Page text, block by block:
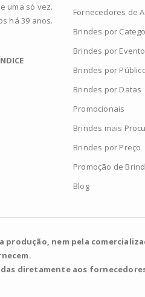
uma só vez.
há 39 anos.
Fornecedores de
Brindes por
Brindes por
Brindes por
Brindes por Datas
Promocionais
Brindes mais
Brindes por Preço
Promoção de
Blog
produção, nem pela
diretamente aos